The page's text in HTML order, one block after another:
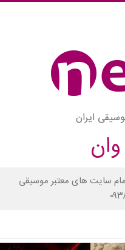
ایران
سایت های معتبر موسیقی